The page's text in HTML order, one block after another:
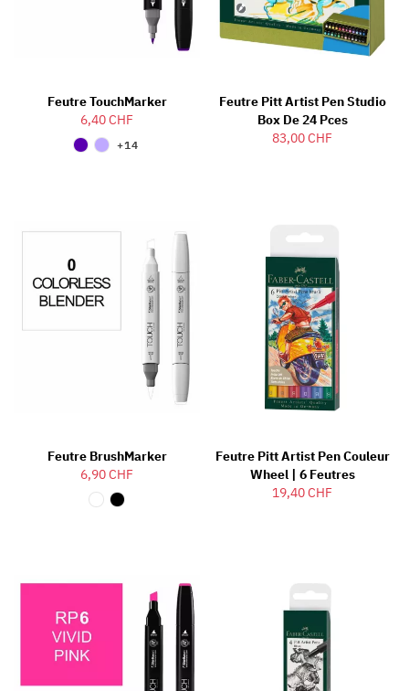
Feutre TouchMarker
6,40 CHF
+14
Feutre Pitt Artist Pen Studio
Box De 24 Pces
83,00 CHF
Feutre BrushMarker
6,90 CHF
Feutre Pitt Artist Pen Couleur
Wheel | 6 Feutres
19,40 CHF